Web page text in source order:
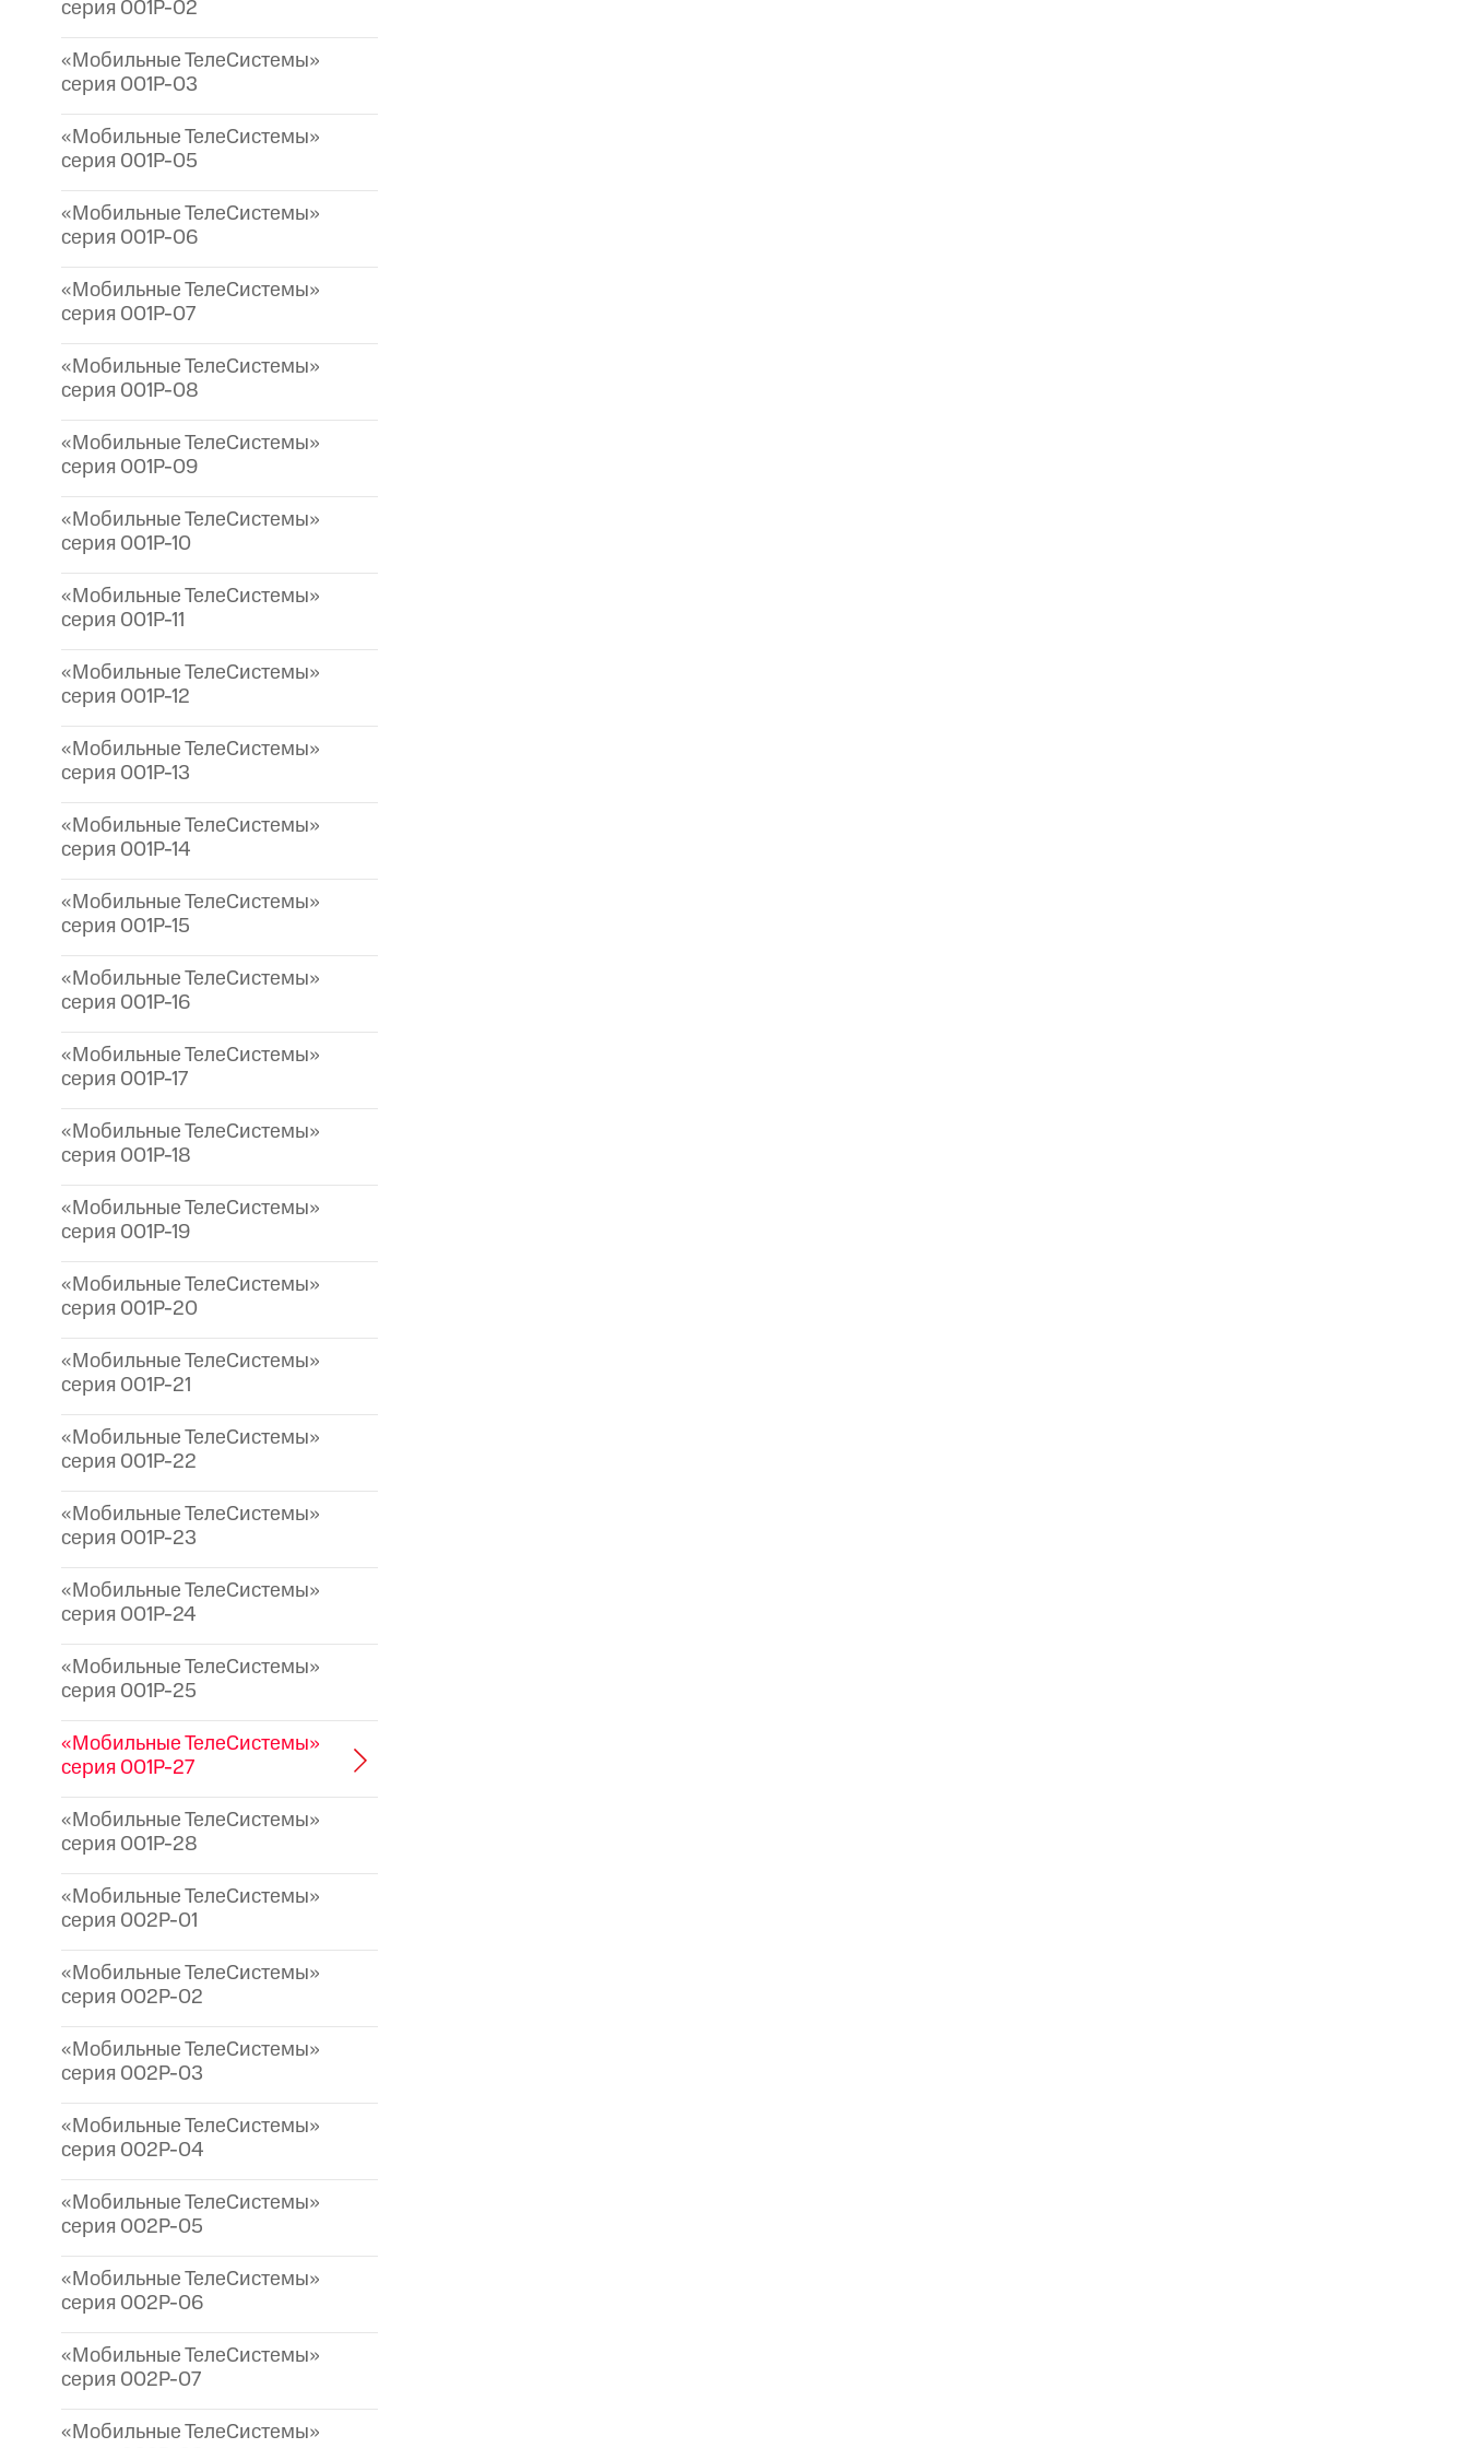
серия 001P-02
«Мобильные ТелеСистемы»
серия 001P-03
«Мобильные ТелеСистемы»
серия 001P-05
«Мобильные ТелеСистемы»
серия 001P-06
«Мобильные ТелеСистемы»
серия 001P-07
«Мобильные ТелеСистемы»
серия 001P-08
«Мобильные ТелеСистемы»
серия 001P-09
«Мобильные ТелеСистемы»
серия 001P-10
«Мобильные ТелеСистемы»
серия 001P-11
«Мобильные ТелеСистемы»
серия 001P-12
«Мобильные ТелеСистемы»
серия 001P-13
«Мобильные ТелеСистемы»
серия 001P-14
«Мобильные ТелеСистемы»
серия 001P-15
«Мобильные ТелеСистемы»
серия 001P-16
«Мобильные ТелеСистемы»
серия 001P-17
«Мобильные ТелеСистемы»
серия 001P-18
«Мобильные ТелеСистемы»
серия 001P-19
«Мобильные ТелеСистемы»
серия 001P-20
«Мобильные ТелеСистемы»
серия 001P-21
«Мобильные ТелеСистемы»
серия 001P-22
«Мобильные ТелеСистемы»
серия 001P-23
«Мобильные ТелеСистемы»
серия 001P-24
«Мобильные ТелеСистемы»
серия 001P-25
«Мобильные ТелеСистемы»
серия 001P-27
«Мобильные ТелеСистемы»
серия 001P-28
«Мобильные ТелеСистемы»
серия 002P-01
«Мобильные ТелеСистемы»
серия 002P-02
«Мобильные ТелеСистемы»
серия 002P-03
«Мобильные ТелеСистемы»
серия 002P-04
«Мобильные ТелеСистемы»
серия 002P-05
«Мобильные ТелеСистемы»
серия 002P-06
«Мобильные ТелеСистемы»
серия 002P-07
«Мобильные ТелеСистемы»